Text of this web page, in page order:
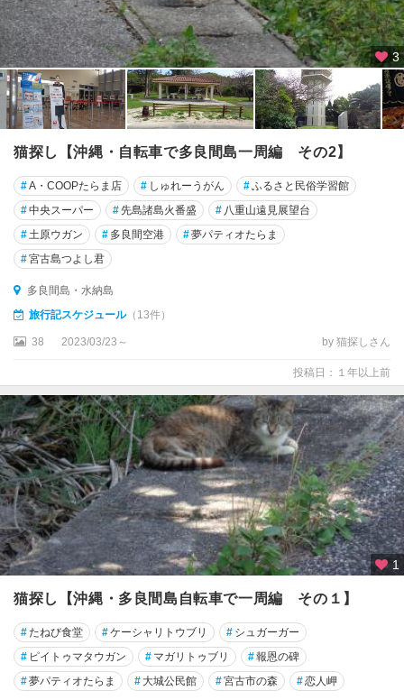
3
猫探し【沖縄・自転車で多良間島一周編 その2】
#A・COOPたらま店 # しゅれーうがん #ふるさと民俗学習館
#中央スーパー # 先島諸島火番盛 # 八重山遠見展望台
#土原ウガン # 多良間空港 #夢パティオたらま
#宮古島つよし君
多良間島・水納島
旅行記スケジュール（13件）
38 2023/03/23～ by 猫探しさん
投稿日：１年以上前
1
猫探し【沖縄・多良間島自転車で一周編 その１】
#たねび食堂 #ケーシャリトウブリ # シュガーガー
# ピイトゥマタウガン # マガリトゥブリ #報恩の碑
#夢パティオたらま # 大城公民館 #宮古市の森 #恋人岬